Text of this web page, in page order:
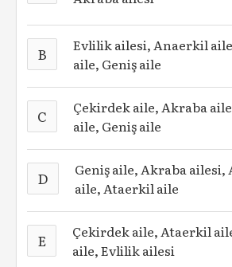
B
Evlilik ailesi, Anaerkil
aile, Geniş aile
C
Çekirdek aile, Akraba
aile, Geniş aile
D
Geniş aile, Akraba
aile, Ataerkil aile
E
Çekirdek aile, Ataerkil
aile, Evlilik ailesi